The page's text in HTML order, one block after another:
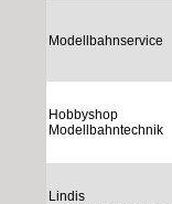
Modellbahnservice
Hobbyshop
Modellbahntechnik
Lindis